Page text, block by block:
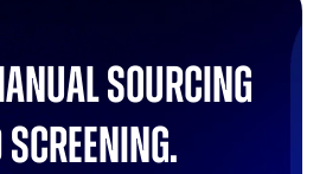
sourcing
screening.